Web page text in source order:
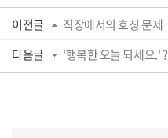
이전글
직장에서의 호칭 문제
다음글
'행복한 오늘 되세요.' ?